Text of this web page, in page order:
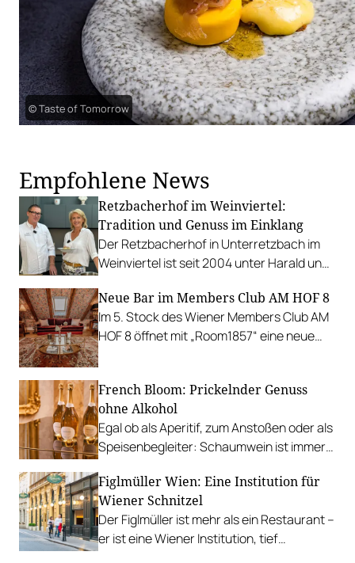
© Taste of Tomorrow
Empfohlene News
Retzbacherhof im Weinviertel:
Tradition und Genuss im Einklang
Der Retzbacherhof in Unterretzbach im
Weinviertel ist seit 2004 unter Harald und
die Essenz der Region – Authentizität,
Genuss und Bodenständigkeit –
verkörpert.
Neue Bar im Members Club AM HOF 8
Im 5. Stock des Wiener Members Club AM
HOF 8 öffnet mit „Room1857“ eine neue
French Bloom: Prickelnder Genuss
ohne Alkohol
Egal ob als Aperitif, zum Anstoßen oder als
Speisenbegleiter: Schaumwein ist immer
Alkohol sein soll, sind die Produkte von
French Bloom eine schöne Alternative.
Figlmüller Wien: Eine Institution für
Wiener Schnitzel
Der Figlmüller ist mehr als ein Restaurant –
er ist eine Wiener Institution, tief